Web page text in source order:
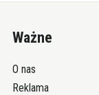
Ważne
O nas
Reklama